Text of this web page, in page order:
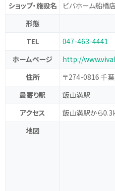
ショップ・施設名
ビバホーム船橋
形態
TEL
047-463-4441
ホームページ
http://
住所
〒274-0816 千
最寄り駅
飯山満駅
アクセス
飯山満駅から
地図